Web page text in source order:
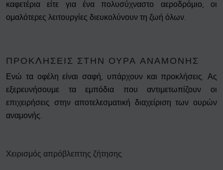
καφετέρια είτε για ένα πολυσύχναστο αεροδρόμιο, οι
ομαλότερες λειτουργίες διευκολύνουν τη ζωή όλων.
ΠΡΟΚΛΉΣΕΙΣ ΣΤΗΝ ΟΥΡΆ ΑΝΑΜΟΝΉΣ
Ενώ τα οφέλη είναι σαφή, υπάρχουν και προκλήσεις. Ας
εξερευνήσουμε τα εμπόδια που αντιμετωπίζουν οι
επιχειρήσεις στην αποτελεσματική διαχείριση των ουρών
αναμονής.
Χειρισμός απρόβλεπτης ζήτησης